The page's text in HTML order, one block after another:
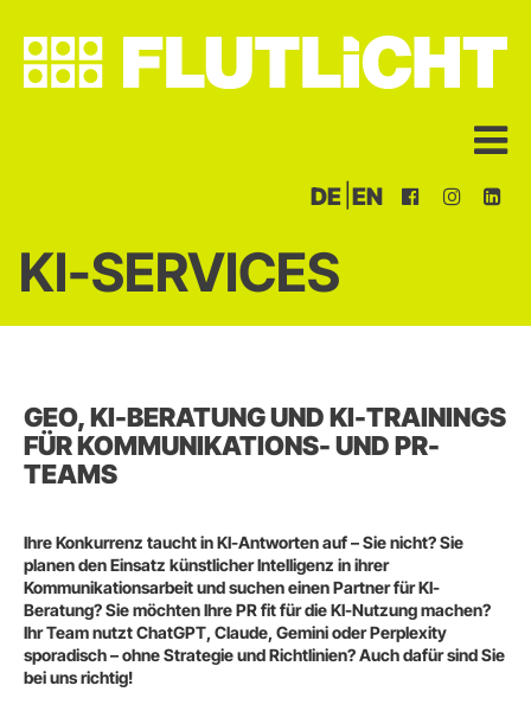
DE EN
KI-SERVICES
GEO, KI-BERATUNG UND KI-TRAININGS
FÜR KOMMUNIKATIONS- UND PR-
TEAMS
Ihre Konkurrenz taucht in KI-Antworten auf – Sie nicht? Sie
planen den Einsatz künstlicher Intelligenz in ihrer
Kommunikationsarbeit und suchen einen Partner für KI-
Beratung? Sie möchten Ihre PR fit für die KI-Nutzung machen?
Ihr Team nutzt ChatGPT, Claude, Gemini oder Perplexity
sporadisch – ohne Strategie und Richtlinien? Auch dafür sind Sie
bei uns richtig!